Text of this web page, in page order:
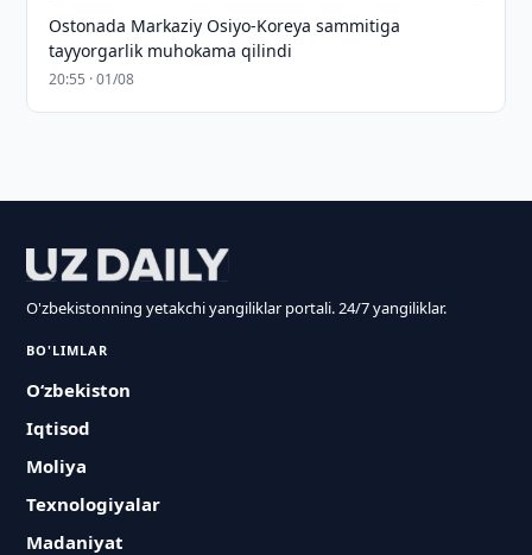
Ostonada Markaziy Osiyo-Koreya sammitiga
tayyorgarlik muhokama qilindi
20:55 · 01/08
O'zbekistonning yetakchi yangiliklar portali. 24/7 yangiliklar.
BO'LIMLAR
O‘zbekiston
Iqtisod
Moliya
Texnologiyalar
Madaniyat